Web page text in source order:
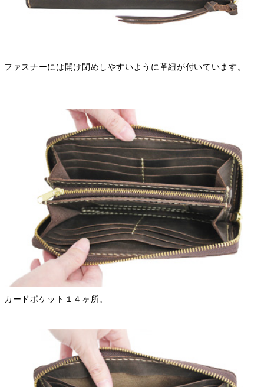
ファスナーには開け閉めしやすいように革紐が付いています。
カードポケット１４ヶ所。